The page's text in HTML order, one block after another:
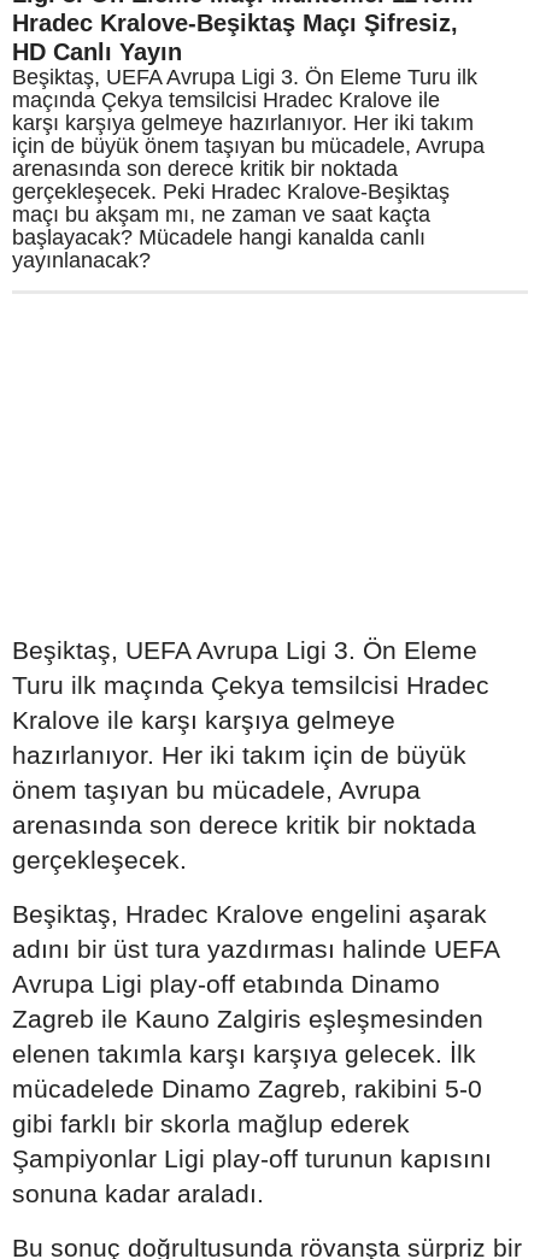
Hradec Kralove-Beşiktaş Maçı Şifresiz,
HD Canlı Yayın
Beşiktaş, UEFA Avrupa Ligi 3. Ön Eleme Turu ilk
maçında Çekya temsilcisi Hradec Kralove ile
karşı karşıya gelmeye hazırlanıyor. Her iki takım
için de büyük önem taşıyan bu mücadele, Avrupa
arenasında son derece kritik bir noktada
gerçekleşecek. Peki Hradec Kralove-Beşiktaş
maçı bu akşam mı, ne zaman ve saat kaçta
başlayacak? Mücadele hangi kanalda canlı
yayınlanacak?
Beşiktaş, UEFA Avrupa Ligi 3. Ön Eleme
Turu ilk maçında Çekya temsilcisi Hradec
Kralove ile karşı karşıya gelmeye
hazırlanıyor. Her iki takım için de büyük
önem taşıyan bu mücadele, Avrupa
arenasında son derece kritik bir noktada
gerçekleşecek.
Beşiktaş, Hradec Kralove engelini aşarak
adını bir üst tura yazdırması halinde UEFA
Avrupa Ligi play-off etabında Dinamo
Zagreb ile Kauno Zalgiris eşleşmesinden
elenen takımla karşı karşıya gelecek. İlk
mücadelede Dinamo Zagreb, rakibini 5-0
gibi farklı bir skorla mağlup ederek
Şampiyonlar Ligi play-off turunun kapısını
sonuna kadar araladı.
Bu sonuç doğrultusunda rövanşta sürpriz bir